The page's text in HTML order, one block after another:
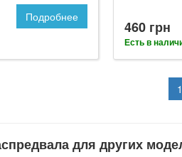
Подробнее
460 грн
Есть в
1
для других